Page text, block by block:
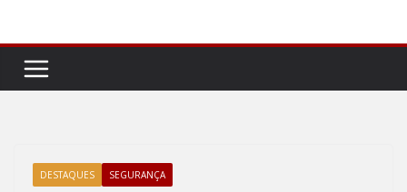
conteúdo
DESTAQUES SEGURANÇA